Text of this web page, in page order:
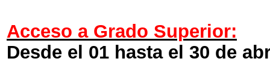
Acceso a Grado Superior:
Desde el 01 hasta el 30 de